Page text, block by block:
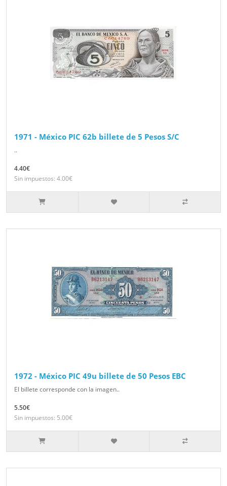
1971 - México PIC 62b billete de 5 Pesos S/C
..
4.40€
Sin impuestos: 4.00€
1972 - México PIC 49u billete de 50 Pesos EBC
El billete corresponde con la imagen..
5.50€
Sin impuestos: 5.00€